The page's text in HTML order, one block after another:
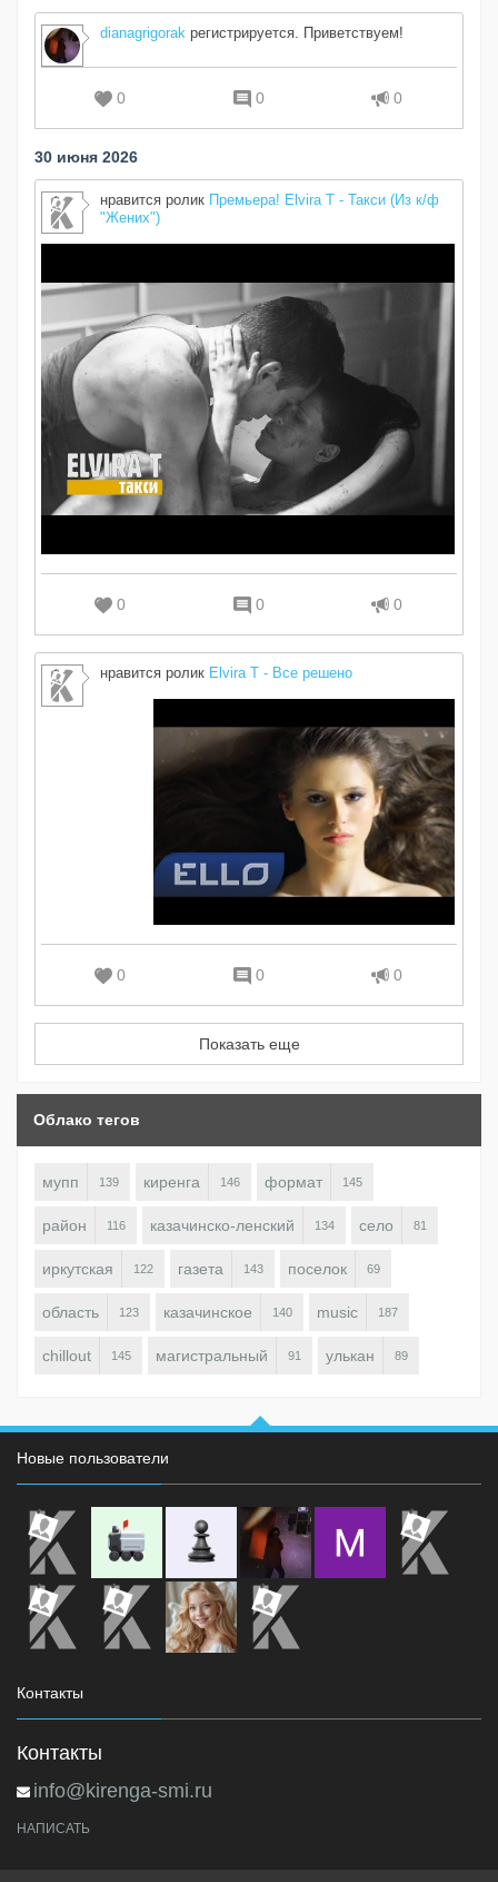
dianagrigorak регистрируется. Приветствуем!
0 0 0
30 июня 2026
нравится ролик Премьера! Elvira T - Такси (Из к/ф
"Жених")
0 0 0
нравится ролик Elvira T - Все решено
0 0 0
Показать еще
Облако тегов
мупп 139 киренга 146 формат 145
район 116 казачинско-ленский 134 село 81
иркутская 122 газета 143 поселок 69
область 123 казачинское 140 music 187
chillout 145 магистральный 91 улькан 89
Новые пользователи
Контакты
Контакты
info@kirenga-smi.ru
НАПИСАТЬ